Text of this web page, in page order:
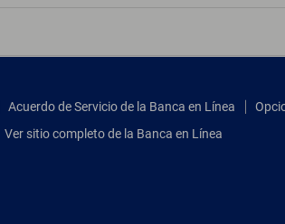
Acuerdo de Servicio de la Banca en Línea
Ver sitio completo de la Banca en Línea